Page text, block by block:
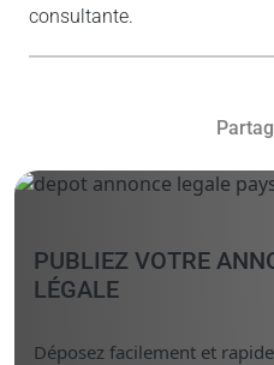
consultante.
PUBLIEZ VOTRE
LÉGALE
Déposez facilement et